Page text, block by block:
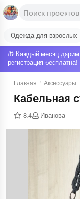
Одежда для взрослых
🎁 Каждый месяц
регистрация бесплатна!
Главная / Аксессуары
Кабельная
8.4 Иванова